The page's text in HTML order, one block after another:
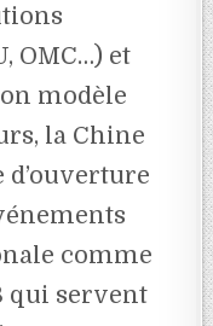
OMC…) et
modèle
la Chine
comme
qui servent